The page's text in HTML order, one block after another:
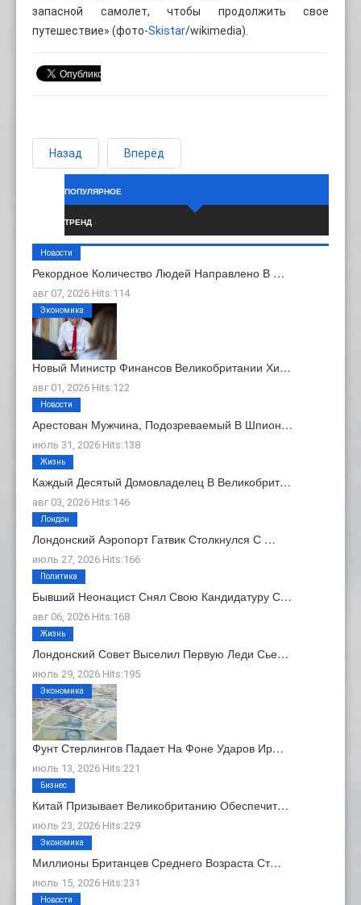
запасной самолет, чтобы продолжить свое
путешествие» (фото-Skistar/wikimedia).
Назад Вперёд
ПОПУЛЯРНОЕ
ТРЕНД
Рекордное Количество Людей Направлено В …
авг 07, 2026 Hits:114
Новости
Новый Министр Финансов Великобритании Хи…
авг 01, 2026 Hits:122
Экономика
Арестован Мужчина, Подозреваемый В Шпион…
июль 31, 2026 Hits:138
Новости
Каждый Десятый Домовладелец В Великобрит…
авг 03, 2026 Hits:146
Жизнь
Лондонский Аэропорт Гатвик Столкнулся С …
июль 27, 2026 Hits:166
Лондон
Бывший Неонацист Снял Свою Кандидатуру С…
авг 06, 2026 Hits:168
Политика
Лондонский Совет Выселил Первую Леди Сье…
июль 29, 2026 Hits:195
Жизнь
Фунт Стерлингов Падает На Фоне Ударов Ир…
июль 13, 2026 Hits:221
Экономика
Китай Призывает Великобританию Обеспечит…
июль 23, 2026 Hits:229
Бизнес
Миллионы Британцев Среднего Возраста Ст…
июль 15, 2026 Hits:231
Экономика
Новости